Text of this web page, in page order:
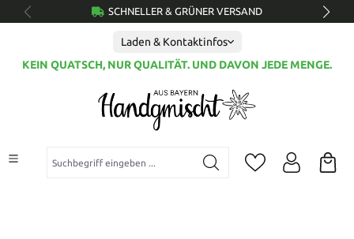
springen SCHNELLER & GRÜNER VERSAND
Laden & Kontaktinfos
KEIN QUATSCH, NUR QUALITÄT. UND DAVON JEDE MENGE.
Suchbegriff eingeben ...